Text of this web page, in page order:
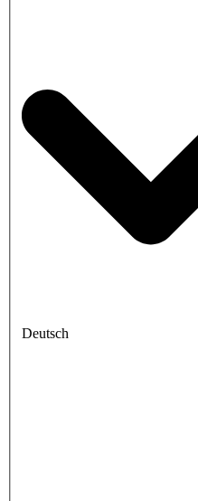
Deutsch